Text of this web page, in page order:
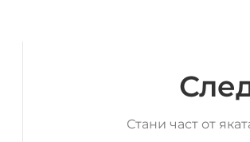
Стани част от